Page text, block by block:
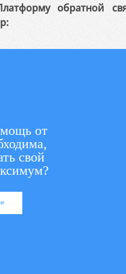
обратной
от
свой